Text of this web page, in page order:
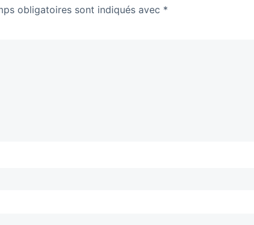
obligatoires sont indiqués avec *